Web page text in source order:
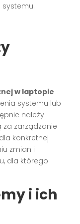
w laptopie
systemu lub
należy
za zarządzanie
konkretnej
zmian i
dla którego
i ich